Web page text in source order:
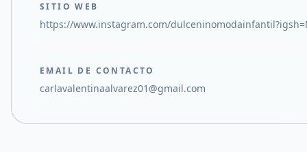
SITIO WEB
https://www.instagram.com/
EMAIL DE CONTACTO
carlavalentinaalvarez01@gmail.com